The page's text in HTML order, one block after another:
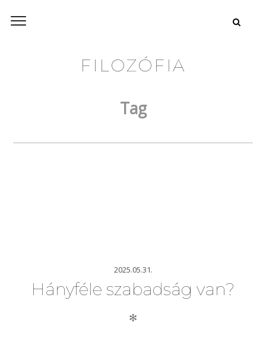
FILOZÓFIA
Tag
2025.05.31.
Hányféle szabadság van?
✻